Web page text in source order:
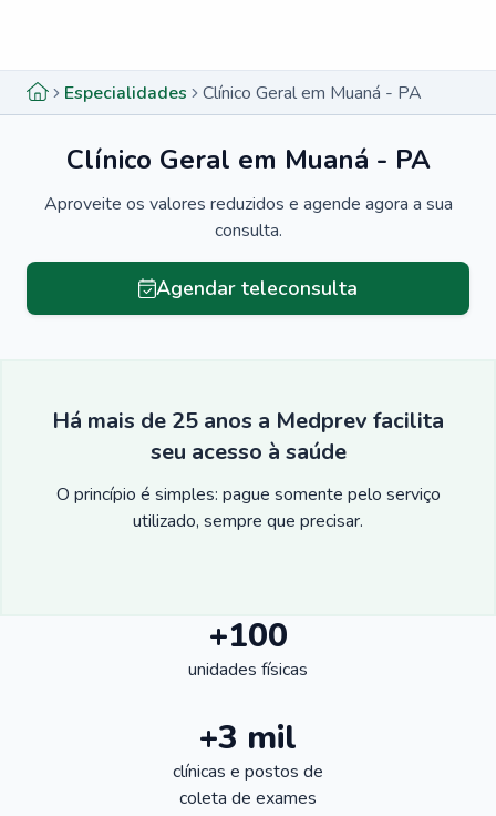
Especialidades Clínico Geral em Muaná - PA
Clínico Geral em Muaná - PA
Aproveite os valores reduzidos e agende agora a sua
consulta.
Agendar teleconsulta
Há mais de 25 anos a Medprev facilita
seu acesso à saúde
O princípio é simples: pague somente pelo serviço
utilizado, sempre que precisar.
+100
unidades físicas
+3 mil
clínicas e postos de
coleta de exames